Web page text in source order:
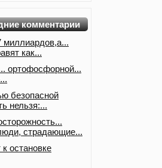
комментарии
миллиардов,а...
как...
ортофосфорной...
безопасной
нельзя:...
страдающие...
остановке